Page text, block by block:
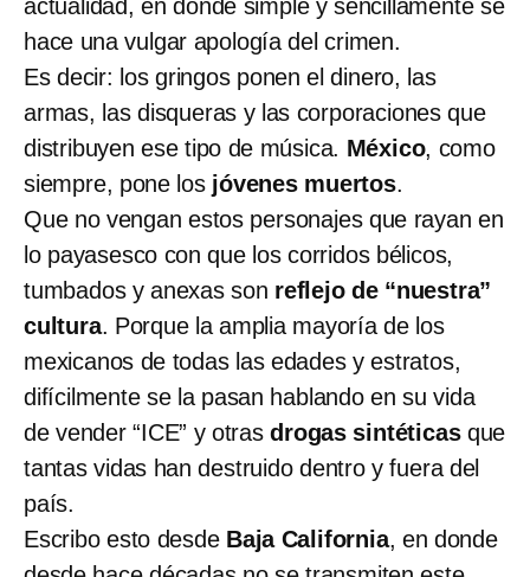
actualidad, en donde simple y sencillamente se
hace una vulgar apología del crimen.
Es decir: los gringos ponen el dinero, las
armas, las disqueras y las corporaciones que
distribuyen ese tipo de música. México, como
siempre, pone los jóvenes muertos.
Que no vengan estos personajes que rayan en
lo payasesco con que los corridos bélicos,
tumbados y anexas son reflejo de “nuestra”
cultura. Porque la amplia mayoría de los
mexicanos de todas las edades y estratos,
difícilmente se la pasan hablando en su vida
de vender “ICE” y otrasdrogas sintéticasque
tantas vidas han destruido dentro y fuera del
país.
Escribo esto desde Baja California, en donde